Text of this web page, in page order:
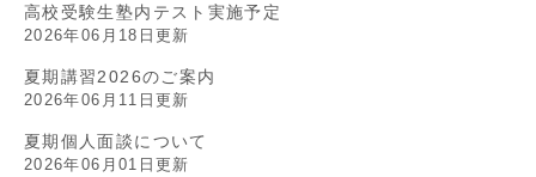
高校受験生塾内テスト実施予定
2026年06月18日更新
夏期講習2026のご案内
2026年06月11日更新
夏期個人面談について
2026年06月01日更新